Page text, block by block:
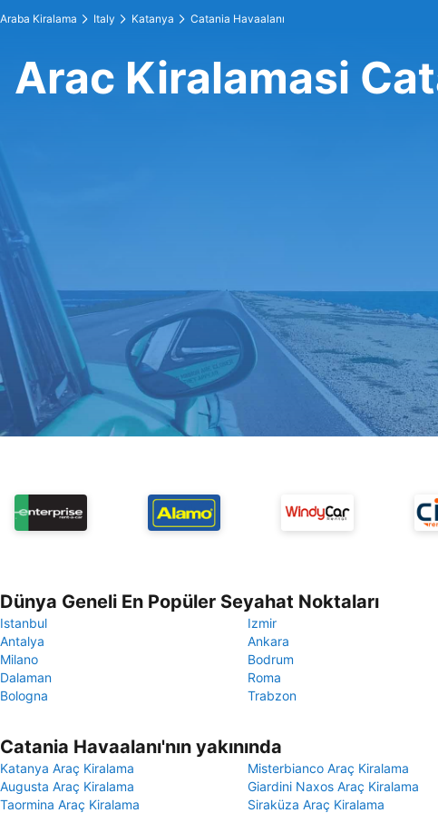
Araba Kiralama Italy Katanya Catania Havaalanı
Arac Kiralamasi
Dünya Geneli En Popüler Seyahat Noktaları
Istanbul
Izmir
Antalya
Ankara
Milano
Bodrum
Dalaman
Roma
Bologna
Trabzon
Catania Havaalanı'nın yakınında
Katanya Araç Kiralama
Misterbianco Araç Kiralama
Augusta Araç Kiralama
Giardini Naxos Araç Kiralama
Taormina Araç Kiralama
Siraküza Araç Kiralama